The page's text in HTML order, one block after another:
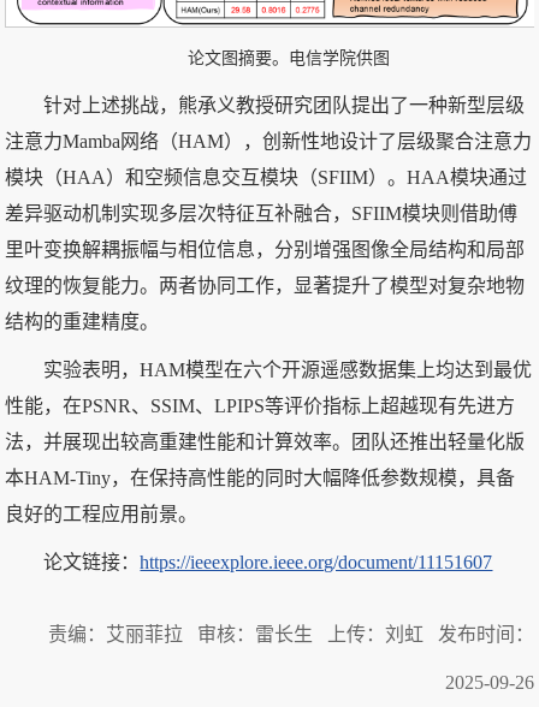
论文图摘要。电信学院供图
针对上述挑战，熊承义教授研究团队提出了一种新型层级
注意力Mamba网络（HAM），创新性地设计了层级聚合注意力
模块（HAA）和空频信息交互模块（SFIIM）。HAA模块通过
差异驱动机制实现多层次特征互补融合，SFIIM模块则借助傅
里叶变换解耦振幅与相位信息，分别增强图像全局结构和局部
纹理的恢复能力。两者协同工作，显著提升了模型对复杂地物
结构的重建精度。
实验表明，HAM模型在六个开源遥感数据集上均达到最优
性能，在PSNR、SSIM、LPIPS等评价指标上超越现有先进方
法，并展现出较高重建性能和计算效率。团队还推出轻量化版
本HAM-Tiny，在保持高性能的同时大幅降低参数规模，具备
良好的工程应用前景。
论文链接：https://ieeexplore.ieee.org/document/11151607
责编：艾丽菲拉 审核：雷长生 上传：刘虹 发布时间：
2025-09-26